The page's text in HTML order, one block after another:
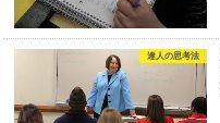
達人の思考法